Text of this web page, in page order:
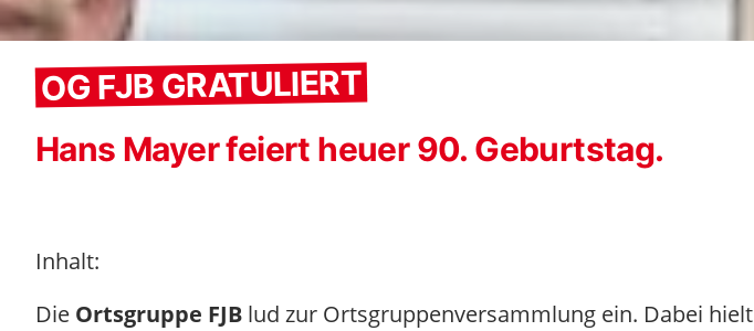
OG FJB GRATULIERT
Hans Mayer feiert heuer 90. Geburtstag.
Inhalt:
Die Ortsgruppe FJB lud zur Ortsgruppenversammlung ein. Dabei hielt